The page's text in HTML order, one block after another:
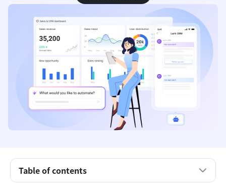
Table of contents
为什么CRM组件很重要？
CRM系统的核心组件